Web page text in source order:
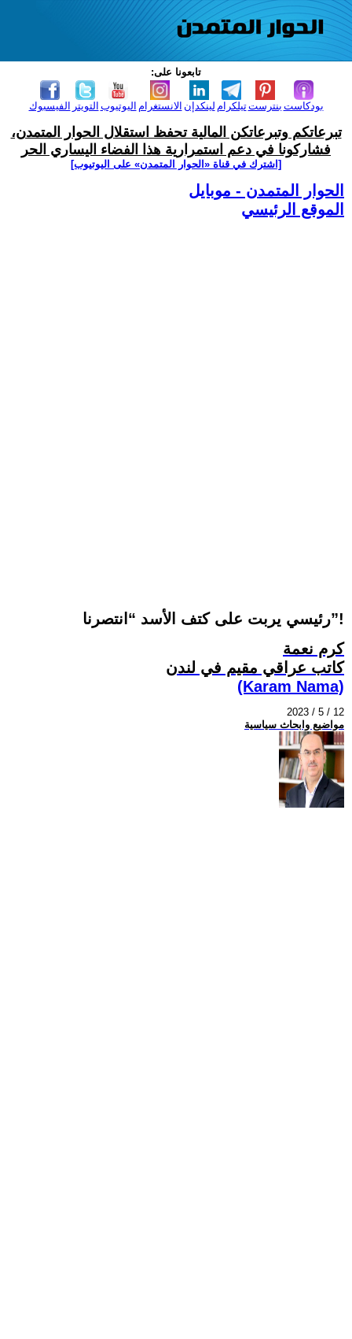
تابعونا على:
الفيسبوك التويتر اليوتيوب الانستغرام لينكدإن تيلكرامبنترست بودكاست
تبرعاتكم وتبرعاتكن المالية تحفظ استقلال الحوار المتمدن،
فشاركونا في دعم استمرارية هذا الفضاء اليساري الحر
[اشترك في قناة ‫«الحوار المتمدن» على اليوتيوب]
الحوار المتمدن - موبايل
الموقع الرئيسي
رئيسي يربت على كتف الأسد “انتصرنا”!
كرم نعمة
كاتب عراقي مقيم في لندن
(Karam Nama)
2023 / 5 / 12
مواضيع وابحاث سياسية